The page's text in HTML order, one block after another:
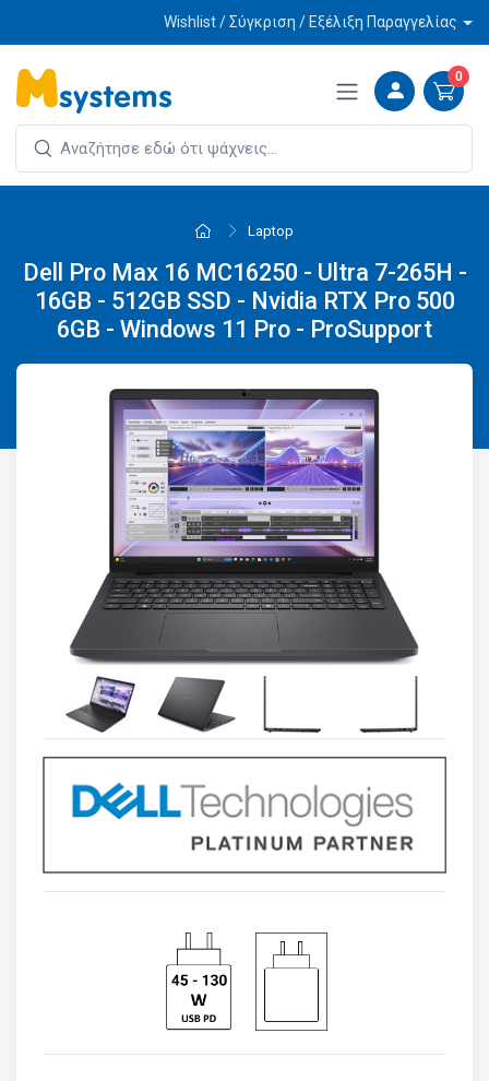
Wishlist / Σύγκριση / Εξέλιξη Παραγγελίας
0
Laptop
Dell Pro Max 16 MC16250 - Ultra 7-265H -
16GB - 512GB SSD - Nvidia RTX Pro 500
6GB - Windows 11 Pro - ProSupport